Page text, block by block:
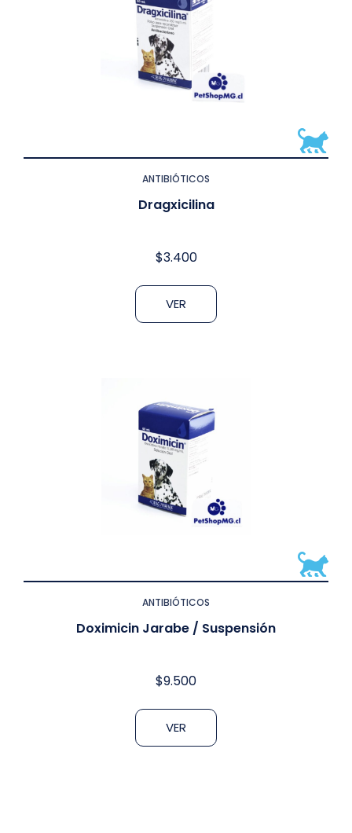
ANTIBIÓTICOS
Dragxicilina
$3.400
VER
ANTIBIÓTICOS
Doximicin Jarabe / Suspensión
$9.500
VER